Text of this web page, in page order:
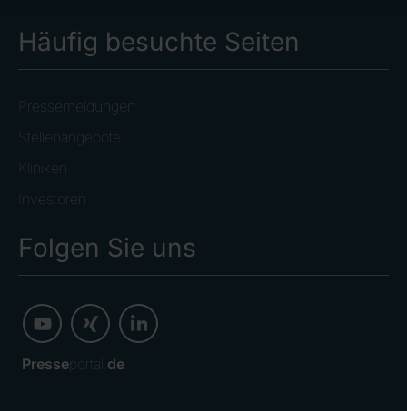
Häufig besuchte Seiten
Pressemeldungen
Stellenangebote
Kliniken
Investoren
Folgen Sie uns
Presseportal. de